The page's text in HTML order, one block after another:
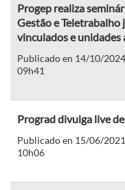
Progep realiza
Gestão e
vinculados e unidades
Publicado en 14/10/
09h41
Prograd divulga live
Publicado en 15/06/
10h06